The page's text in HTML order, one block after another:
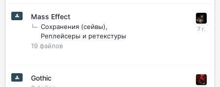
Mass Effect
Сохранения (сейвы)
Реплейсеры и ретекстуры
19 файлов
Gothic